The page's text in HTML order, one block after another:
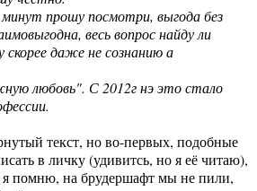
прошу посмотри, выгода без
весь вопрос найду ли
скорее даже не сознанию а
любовь". С 2012г нэ это стало
текст, но во-первых, подобные
в личку (удивитсь, но я её читаю),
я помню, на брудершафт мы не пили,